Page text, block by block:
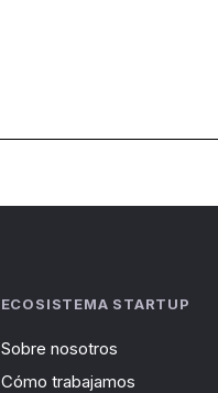
ECOSISTEMA STARTUP
Sobre nosotros
Cómo trabajamos